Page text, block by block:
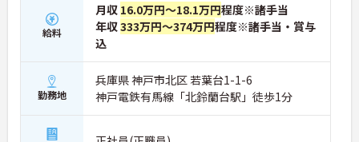
給料
月収 16.0万円～18.1万円程度※諸手当
年収333万円～374万円程度※諸手当・賞与
込
勤務地
兵庫県 神戸市北区 若葉台1-1-6
神戸電鉄有馬線「北鈴蘭台駅」徒歩1分